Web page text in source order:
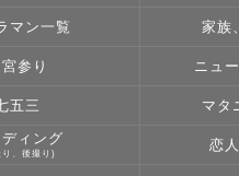
マン一覧 家族
参り ニュ
五三 マタ
ィング
、後撮り)
恋